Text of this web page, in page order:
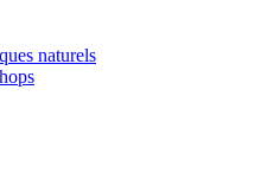
naturels